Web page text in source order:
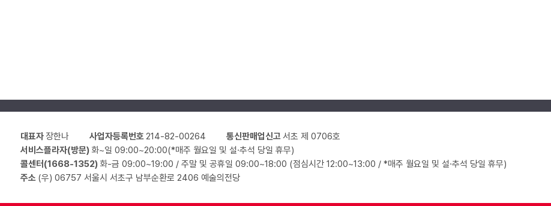
대표자장한나 사업자등록번호214-82-00264 통신판매업신고서초 제 0706호
서비스플라자(방문) 화~일 09:00~20:00(*매주 월요일 및 설·추석 당일 휴무)
콜센터(1668-1352) 화-금 09:00~19:00 / 주말 및 공휴일 09:00~18:00 (점심시간 12:00~13:00 / *매주 월요일 및 설·추석 당일 휴무)
주소 (우) 06757 서울시 서초구 남부순환로 2406 예술의전당